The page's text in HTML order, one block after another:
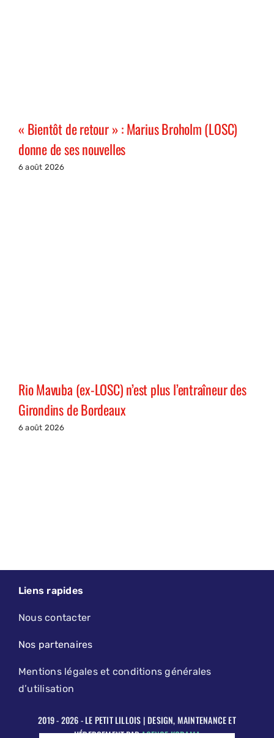
« Bientôt de retour » : Marius Broholm (LOSC)
donne de ses nouvelles
6 août 2026
Rio Mavuba (ex-LOSC) n’est plus l’entraîneur des
Girondins de Bordeaux
6 août 2026
Liens rapides
Nous contacter
Nos partenaires
Mentions légales et conditions générales
d’utilisation
2019 - 2026 - LE PETIT LILLOIS | DESIGN, MAINTENANCE ET
HÉBERGEMENT PARAGENCE KODAMA